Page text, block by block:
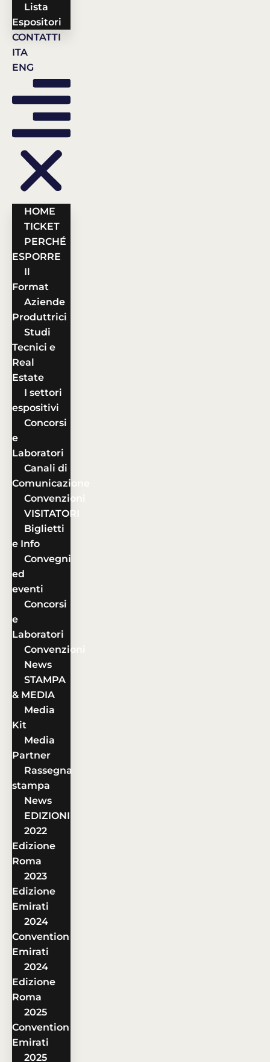
Lista
Espositori
CONTATTI
ITA
ENG
HOME
TICKET
PERCHÉ
ESPORRE
Il
Format
Aziende
Produttrici
Studi
Tecnici e
Real
Estate
I settori
espositivi
Concorsi
e
Laboratori
Canali di
Comunicazione
Convenzioni
VISITATORI
Biglietti
e Info
Convegni
ed
eventi
Concorsi
e
Laboratori
Convenzioni
News
STAMPA
& MEDIA
Media
Kit
Media
Partner
Rassegna
stampa
News
EDIZIONI
2022
Edizione
Roma
2023
Edizione
Emirati
2024
Convention
Emirati
2024
Edizione
Roma
2025
Convention
Emirati
2025